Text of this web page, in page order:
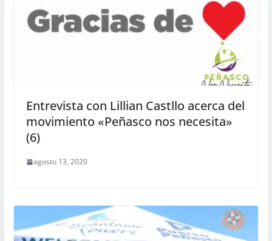
Entrevista con Lillian Castllo acerca del
movimiento «Peñasco nos necesita»
(6)
agosto 13, 2020